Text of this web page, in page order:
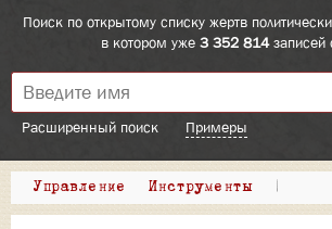
Поиск по открытому списку жертв
в котором уже 3 352 814записей
Расширенный поиск Примеры
Управление Инструменты |